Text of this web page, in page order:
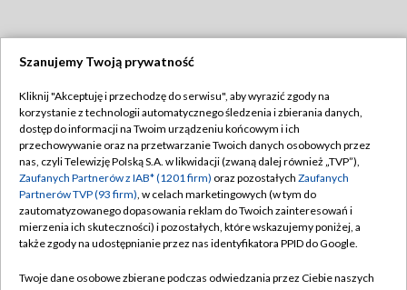
TVP
Abonament TVP
Emisja w TVP
Centrum informacji TVP
Naziemna Telewizja Cyfrowa
Regulamin TVP
Polityka prywatności
Moje zgody
Pomoc
Szanujemy Twoją prywatność
Kliknij "Akceptuję i przechodzę do serwisu", aby wyrazić zgody na
korzystanie z technologii automatycznego śledzenia i zbierania danych,
dostęp do informacji na Twoim urządzeniu końcowym i ich
przechowywanie oraz na przetwarzanie Twoich danych osobowych przez
nas, czyli Telewizję Polską S.A. w likwidacji (zwaną dalej również „TVP”),
Zaufanych Partnerów z IAB* (1201 firm) oraz pozostałych Zaufanych
Partnerów TVP (93 firm), w celach marketingowych (w tym do
zautomatyzowanego dopasowania reklam do Twoich zainteresowań i
mierzenia ich skuteczności) i pozostałych, które wskazujemy poniżej, a
także zgody na udostępnianie przez nas identyfikatora PPID do Google.
Twoje dane osobowe zbierane podczas odwiedzania przez Ciebie naszych